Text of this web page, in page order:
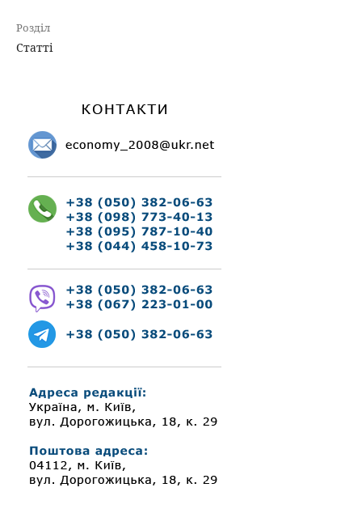
Розділ
Статті